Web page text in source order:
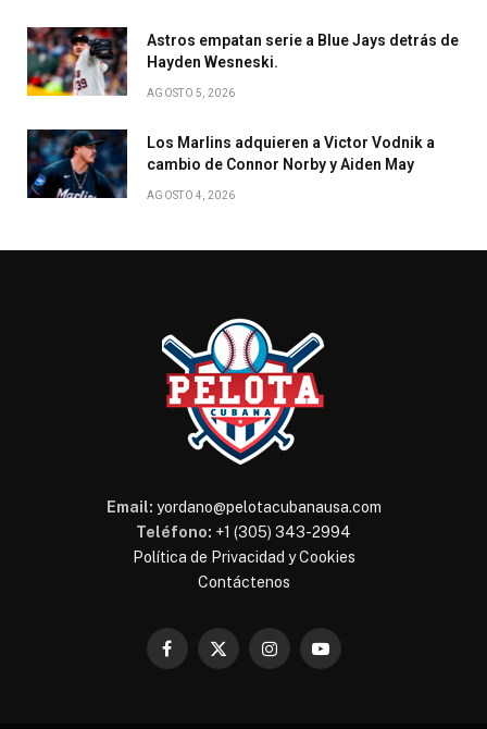
Astros empatan serie a Blue Jays detrás de
Hayden Wesneski.
AGOSTO 5, 2026
Los Marlins adquieren a Victor Vodnik a
cambio de Connor Norby y Aiden May
AGOSTO 4, 2026
Email: yordano@pelotacubanausa.com
Teléfono: +1 (305) 343-2994
Política de Privacidad y Cookies
Contáctenos
Facebook
X
InstagramYouTube